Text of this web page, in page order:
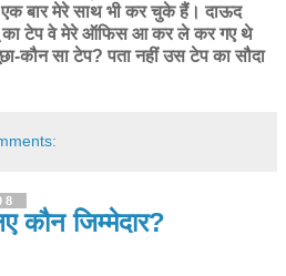
बार मेरे साथ भी कर चुके हैं। दाऊद
का टेप वे मेरे ऑफिस आ कर ले कर गए थे
कौन सा टेप? पता नहीं उस टेप का सौदा
कौन जिम्मेदार?